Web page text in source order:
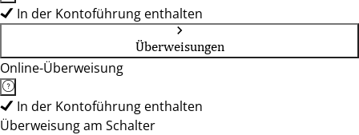
In der Kontoführung enthalten
Überweisungen
Online-Überweisung
In der Kontoführung enthalten
Überweisung am Schalter